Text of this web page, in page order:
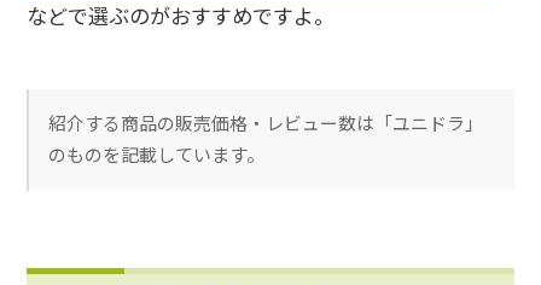
などで選ぶのがおすすめですよ。
紹介する商品の販売価格・レビュー数は「ユニドラ」
のものを記載しています。